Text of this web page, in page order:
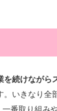
を続けながら
。いきなり全